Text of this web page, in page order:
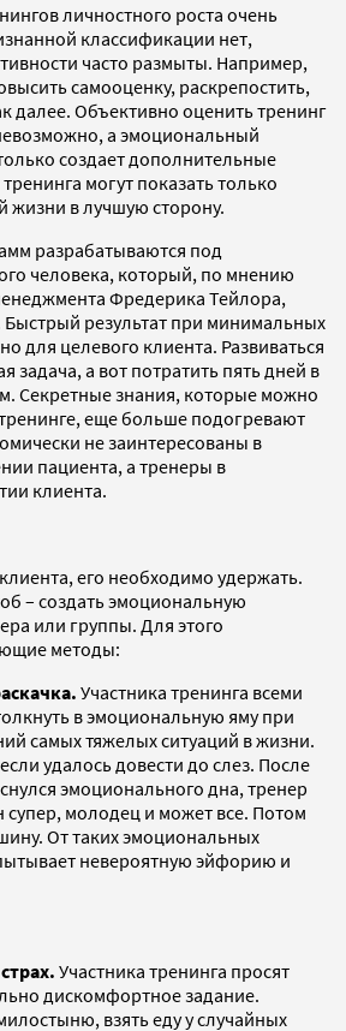
личностного роста очень
классификации нет,
часто размыты. Например,
самооценку, раскрепостить,
далее. Объективно оценить тренинг
а эмоциональный
создает дополнительные
могут показать только
жизни в лучшую сторону.
разрабатываются под
человека, который, по мнению
Фредерика Тейлора,
Быстрый результат при минимальных
для целевого клиента. Развиваться
задача, а вот потратить пять дней в
Секретные знания, которые можно
еще больше подогревают
не заинтересованы в
пациента, а тренеры в
клиента.
его необходимо удержать.
– создать эмоциональную
или группы. Для этого
методы:
Участника тренинга всеми
в эмоциональную яму при
самых тяжелых ситуаций в жизни.
удалось довести до слез. После
эмоционального дна, тренер
супер, молодец и может все. Потом
От таких эмоциональных
невероятную эйфорию и
Участника тренинга просят
дискомфортное задание.
взять еду у случайных